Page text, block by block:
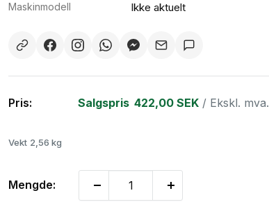
Maskinmodell Ikke aktuelt
Pris: Salgspris 422,00 SEK / Ekskl. mva.
Vekt 2,56 kg
Mengde: